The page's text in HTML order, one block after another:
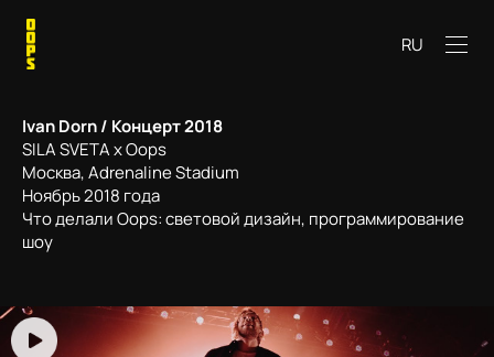
RU
Ivan Dorn / Концерт 2018
SILA SVETA х Oops
Москва, Adrenaline Stadium
Ноябрь 2018 года
Что делали Oops: световой дизайн, программирование
шоу